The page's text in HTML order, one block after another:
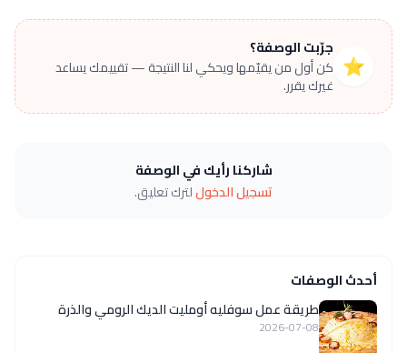
⭐
جرّبت الوصفة؟
كن أول من يقيّمها ويحكي لنا النتيجة — تقييمك يساعد
غيرك يقرر.
شاركنا رأيك في الوصفة
تسجيل الدخوللترك تعليق.
أحدث الوصفات
طريقة عمل سوفليه أومليت الديك الرومي والذرة
2026-07-08